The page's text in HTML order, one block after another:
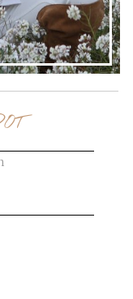
Ir al post